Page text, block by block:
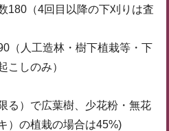
180（4回目以降の下刈りは査
（人工造林・樹下植栽等・下
こしのみ）
る）で広葉樹、少花粉・無花
）の植栽の場合は45%)